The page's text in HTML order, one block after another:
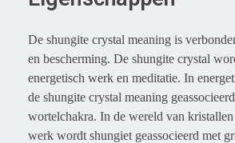
De shungite crystal meaning is
en bescherming. De shungite crystal
energetisch werk en meditatie. In
de shungite crystal meaning
wortelchakra. In de wereld van kristallen
werk wordt shungiet geassocieerd met